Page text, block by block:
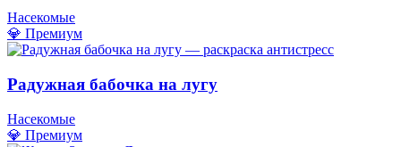
Насекомые
💎 Премиум
Радужная бабочка на лугу
Насекомые
💎 Премиум